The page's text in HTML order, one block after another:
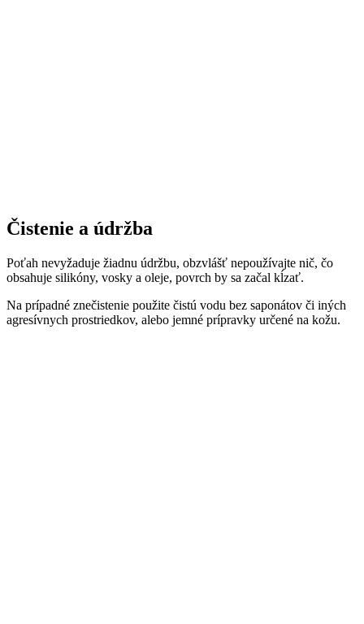
Čistenie a údržba
Poťah nevyžaduje žiadnu údržbu, obzvlášť nepoužívajte nič, čo
obsahuje silikóny, vosky a oleje, povrch by sa začal kĺzať.
Na prípadné znečistenie použite čistú vodu bez saponátov či iných
agresívnych prostriedkov, alebo jemné prípravky určené na kožu.